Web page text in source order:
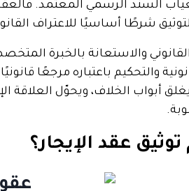
السند الرسمي المعتمد.
شرطًا أساسيًا للاعتراف
والاستعانة بالخبرة
والتحكيم باعتباره مرجعًا
أبواب الخلاف، ويحوّل العلاقة
عقد الإيجار؟